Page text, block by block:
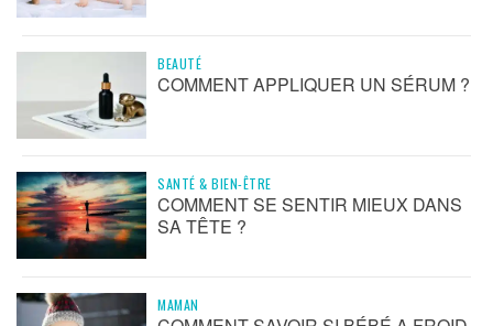
BEAUTÉ
COMMENT APPLIQUER UN SÉRUM ?
SANTÉ & BIEN-ÊTRE
COMMENT SE SENTIR MIEUX DANS
SA TÊTE ?
MAMAN